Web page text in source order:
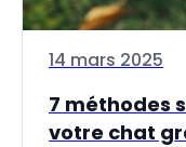
14 mars 2025
7 méthodes
votre chat